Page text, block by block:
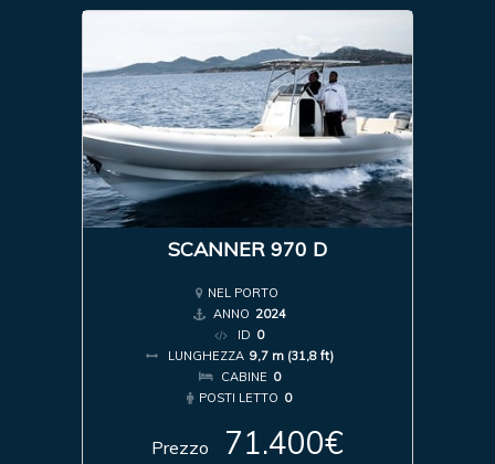
SCANNER 970 D
NEL PORTO
ANNO 2024
ID 0
LUNGHEZZA 9,7 m (31,8 ft)
CABINE 0
POSTI LETTO 0
Prezzo 71.400€